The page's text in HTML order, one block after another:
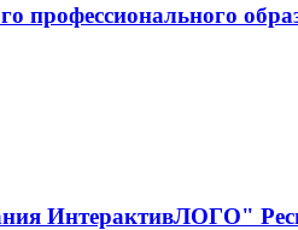
профессионального
ИнтерактивЛОГО"